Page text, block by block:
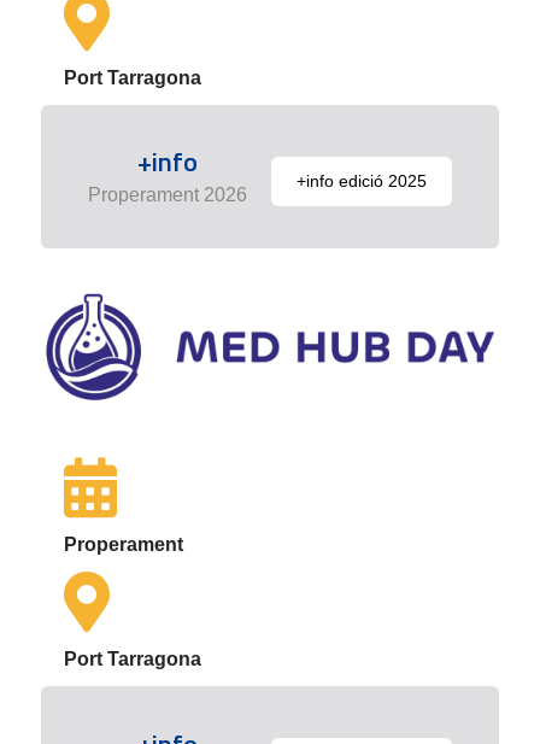
Port Tarragona
+info
Properament 2026
+info edició 2025
Properament
Port Tarragona